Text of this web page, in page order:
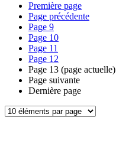
Première page
Page précédente
Page 9
Page 10
Page 11
Page 12
Page 13 (page actuelle)
Page suivante
Dernière page